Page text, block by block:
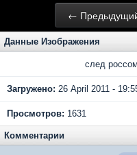
←
Данные Изображения
след
Загружено: 26 April 2011 -
Просмотров: 1631
Комментарии